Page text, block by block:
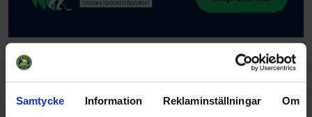
Samtycke Information Reklaminställningar Om